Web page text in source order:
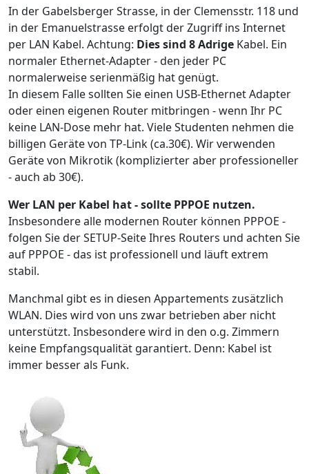
In der Gabelsberger Strasse, in der Clemensstr. 118 und
in der Emanuelstrasse erfolgt der Zugriff ins Internet
per LAN Kabel. Achtung: Dies sind 8 Adrige Kabel. Ein
normaler Ethernet-Adapter - den jeder PC
normalerweise serienmäßig hat genügt.
In diesem Falle sollten Sie einen USB-Ethernet Adapter
oder einen eigenen Router mitbringen - wenn Ihr PC
keine LAN-Dose mehr hat. Viele Studenten nehmen die
billigen Geräte von TP-Link (ca.30€). Wir verwenden
Geräte von Mikrotik (komplizierter aber professioneller
- auch ab 30€).
Wer LAN per Kabel hat - sollte PPPOE nutzen.
Insbesondere alle modernen Router können PPPOE -
folgen Sie der SETUP-Seite Ihres Routers und achten Sie
auf PPPOE - das ist professionell und läuft extrem
stabil.
Manchmal gibt es in diesen Appartements zusätzlich
WLAN. Dies wird von uns zwar betrieben aber nicht
unterstützt. Insbesondere wird in den o.g. Zimmern
keine Empfangsqualität garantiert. Denn: Kabel ist
immer besser als Funk.